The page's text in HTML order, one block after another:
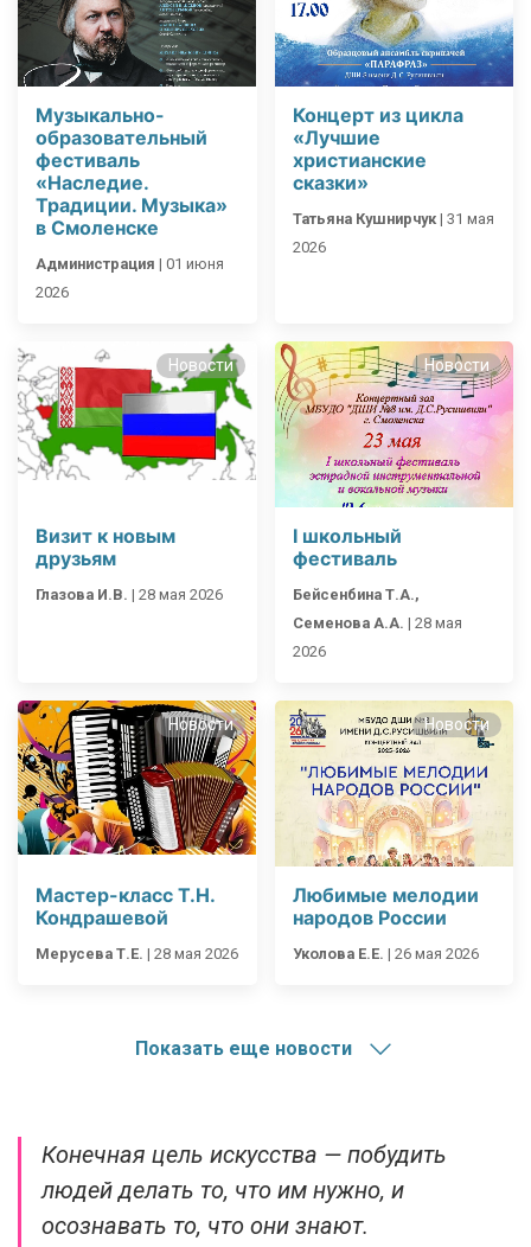
Музыкально-
образовательный
фестиваль
«Наследие.
Традиции. Музыка»
в Смоленске
Администрация | 01 июня
2026
Концерт из цикла
«Лучшие
христианские
сказки»
Татьяна Кушнирчук| 31 мая
2026
Новости
Визит к новым
друзьям
Глазова И.В. | 28 мая 2026
Новости
I школьный
фестиваль
Бейсенбина Т.А.,
Семенова А.А. | 28 мая
2026
Новости
Мастер-класс Т.Н.
Кондрашевой
Мерусева Т.Е. | 28 мая 2026
Новости
Любимые мелодии
народов России
Уколова Е.Е. | 26 мая 2026
Показать еще новости
Конечная цель искусства — побудить
людей делать то, что им нужно, и
осознавать то, что они знают.